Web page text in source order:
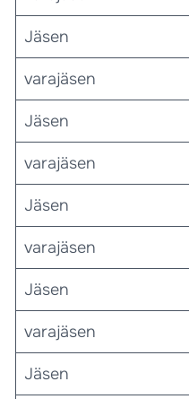
Jäsen
varajäsen
Jäsen
varajäsen
Jäsen
varajäsen
Jäsen
varajäsen
Jäsen